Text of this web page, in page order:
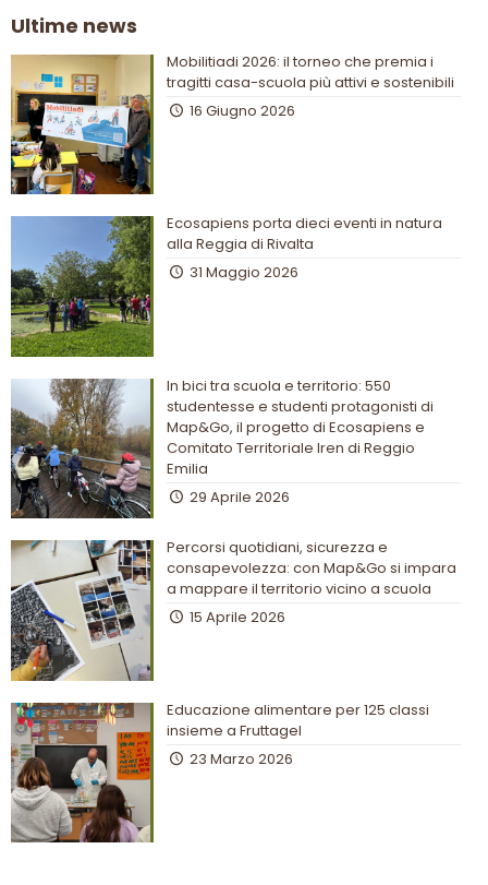
Ultime news
Mobilitiadi 2026: il torneo che premia i
tragitti casa-scuola più attivi e sostenibili
16 Giugno 2026
Ecosapiens porta dieci eventi in natura
alla Reggia di Rivalta
31 Maggio 2026
In bici tra scuola e territorio: 550
studentesse e studenti protagonisti di
Map&Go, il progetto di Ecosapiens e
Comitato Territoriale Iren di Reggio
Emilia
29 Aprile 2026
Percorsi quotidiani, sicurezza e
consapevolezza: con Map&Go si impara
a mappare il territorio vicino a scuola
15 Aprile 2026
Educazione alimentare per 125 classi
insieme a Fruttagel
23 Marzo 2026